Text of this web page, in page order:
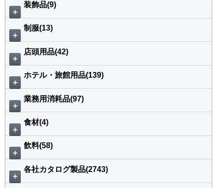
＋
装飾品(9)
＋
制服(13)
＋
店頭用品(42)
＋
ホテル・旅館用品(139)
＋
業務用消耗品(97)
＋
食材(4)
＋
飲料(58)
＋
各社カタログ製品(2743)